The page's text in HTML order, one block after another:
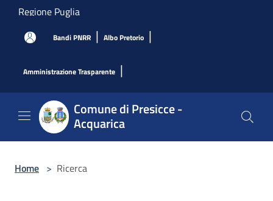
Salta al contenuto principale
Regione Puglia
Bandi PNRR | Albo Pretorio |
Amministrazione Trasparente |
Comune di Presicce -
Acquarica
Home > Ricerca